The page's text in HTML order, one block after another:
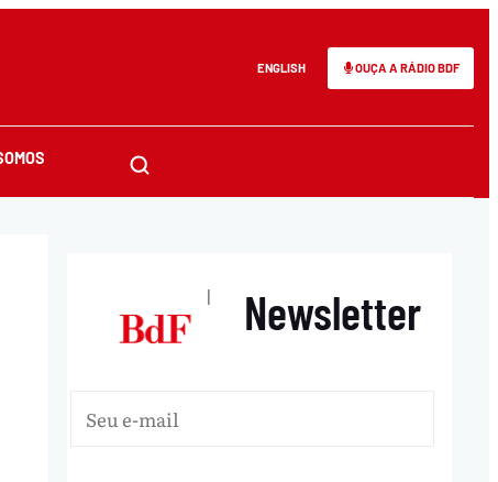
ENGLISH OUÇA A RÁDIO BDF
| Newsletter